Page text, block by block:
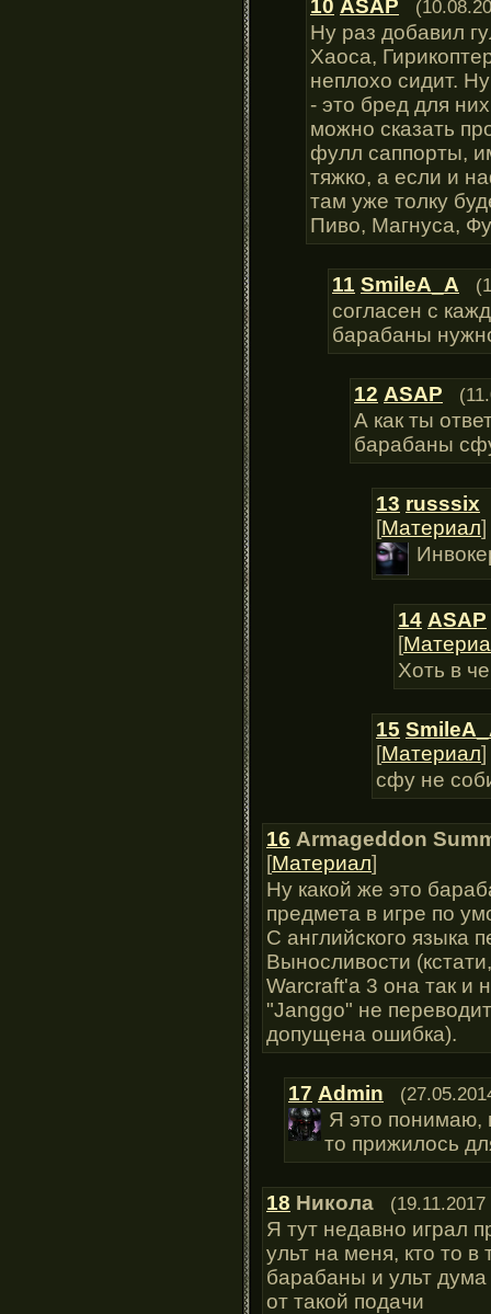
10 ASAP
Ну раз добавил
Хаоса,
неплохо сидит.
- это бред для
можно сказать
фулл саппорты,
тяжко, а если и
там уже толку
Пиво, Магнуса,
11 SmileA_A
согласен с
барабаны
12 ASAP
А как ты
барабаны
13 russsix
[Материал]
14 ASAP
[
Хоть в
15
[Материал]
сфу не
16 Armageddon
[Материал]
Ну какой же это
предмета в игре по
С английского языка
Выносливости
Warcraft'а 3 она так и
"Janggo" не
допущена ошибка).
17 Admin
Я это понимаю,
то прижилось
18 Никола
Я тут недавно играл
ульт на меня, кто то
барабаны и ульт
от такой подачи